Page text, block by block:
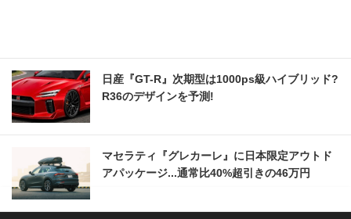
日産『GT-R』次期型は1000ps級ハイブリッド?
R36のデザインを予測!
マセラティ『グレカーレ』に日本限定アウトド
アパッケージ...通常比40%超引きの46万円